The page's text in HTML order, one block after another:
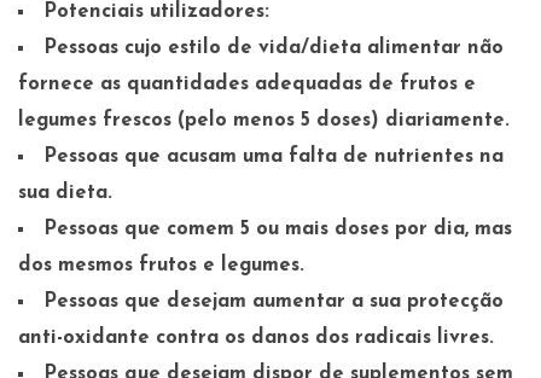
Potenciais utilizadores:
Pessoas cujo estilo de vida/dieta alimentar não
fornece as quantidades adequadas de frutos e
legumes frescos (pelo menos 5 doses) diariamente.
Pessoas que acusam uma falta de nutrientes na
sua dieta.
Pessoas que comem 5 ou mais doses por dia, mas
dos mesmos frutos e legumes.
Pessoas que desejam aumentar a sua protecção
anti-oxidante contra os danos dos radicais livres.